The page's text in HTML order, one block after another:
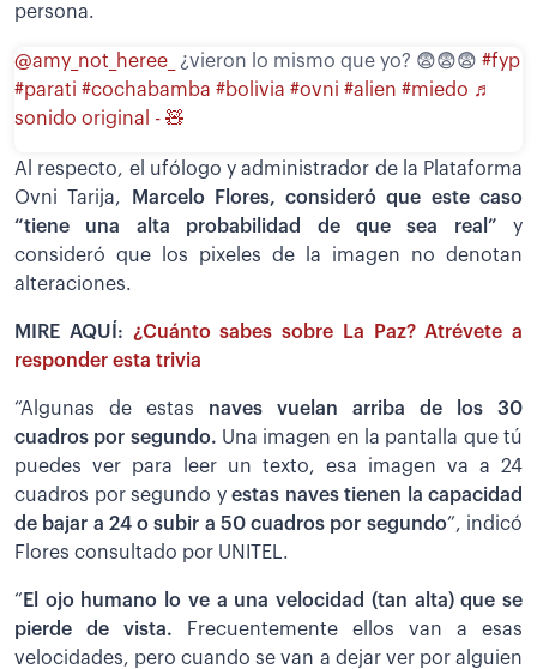
persona.
@amy_not_heree_ ¿vieron lo mismo que yo? 😨😨😨 #fyp
#parati #cochabamba #bolivia #ovni #alien #miedo ♬
sonido original - 🧸
Al respecto, el ufólogo y administrador de la Plataforma
Ovni Tarija,
Marcelo Flores, consideró que este caso
“tiene una alta probabilidad de que sea real” y
consideró que los pixeles de la imagen no denotan
alteraciones.
MIRE AQUÍ: ¿Cuánto sabes sobre La Paz? Atrévete a
responder esta trivia
“Algunas de estas naves vuelan arriba de los 30
cuadros por segundo. Una imagen en la pantalla que tú
puedes ver para leer un texto, esa imagen va a 24
cuadros por segundo y estas naves tienen la capacidad
de bajar a 24 o subir a 50 cuadros por segundo”, indicó
Flores consultado por UNITEL.
“ El ojo humano lo ve a una velocidad (tan alta) que se
pierde de vista. Frecuentemente ellos van a esas
velocidades, pero cuando se van a dejar ver por alguien